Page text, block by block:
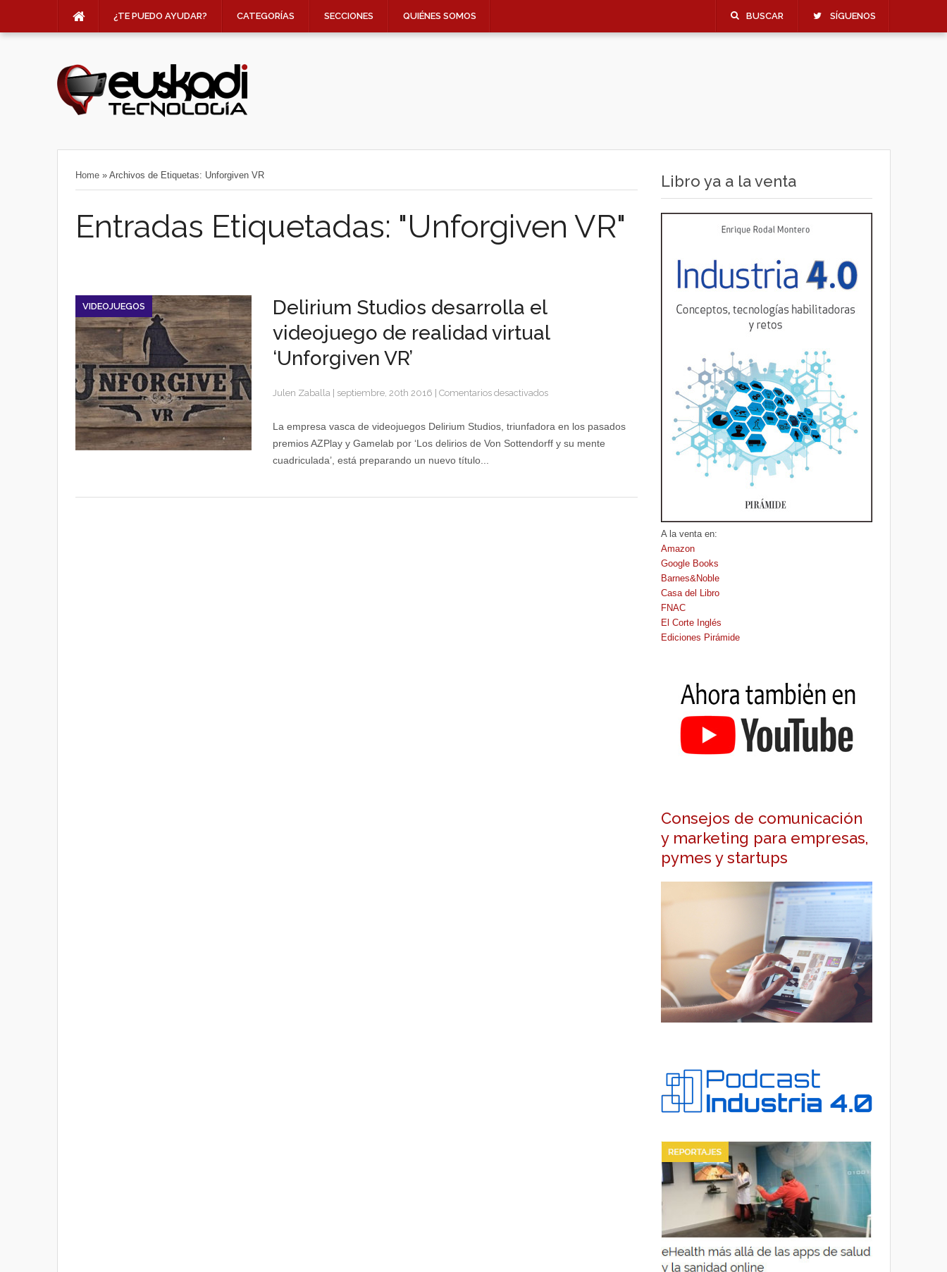
¿TE PUEDO AYUDAR? CATEGORÍAS SECCIONES QUIÉNES SOMOS BUSCAR SÍGUENOS
Home » Archivos de Etiquetas: Unforgiven VR
Entradas Etiquetadas: "Unforgiven VR"
VIDEOJUEGOS
Delirium Studios desarrolla el
videojuego de realidad virtual
‘Unforgiven VR’
Julen Zaballa septiembre, 20th 2016 Comentarios desactivadosen
Studios
realidad
La empresa vasca de videojuegos Delirium Studios, triunfadora en los pasados
premios AZPlay y Gamelab por ‘Los delirios de Von Sottendorff y su mente
cuadriculada’, está preparando un nuevo título...
Libro ya a la venta
A la venta en:
Amazon
Google Books
Barnes&Noble
Casa del Libro
FNAC
El Corte Inglés
Ediciones Pirámide
Consejos de comunicación
y marketing para empresas,
pymes y startups